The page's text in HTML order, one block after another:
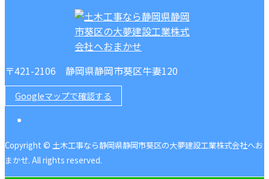
〒421-2106 静岡県静岡市葵区牛妻120
Googleマップで確認する
Copyright © 土木工事なら静岡県静岡市葵区の大夢建設工業株式会社へお
まかせ. All rights reserved.